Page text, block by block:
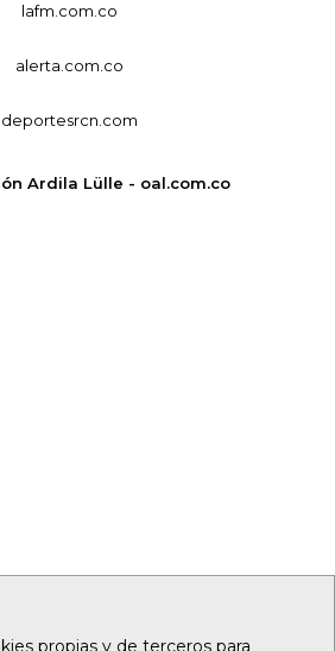
propias y de terceros para
lafm.com.co
alerta.com.co
deportesrcn.com
Ardila Lülle - oal.com.co